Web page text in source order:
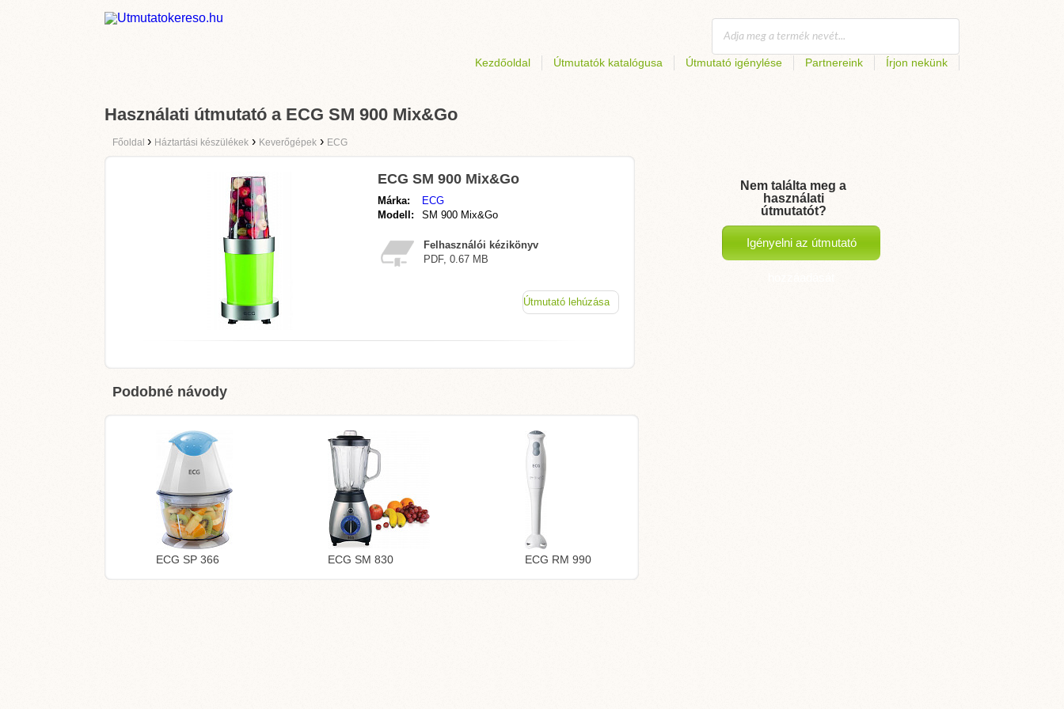
Kezdőoldal Útmutatók katalógusa Útmutató igénylése Partnereink Írjon nekünk
Használati útmutató a ECG SM 900 Mix&Go
Főoldal › Háztartási készülékek › Keverőgépek › ECG
ECG SM 900 Mix&Go
Márka:
ECG
Modell:
SM 900 Mix&Go
Felhasználói kézikönyv
PDF, 0.67 MB
Útmutató lehúzása
Podobné návody
ECG SP 366 ECG SM 830 ECG RM 990
Nem találta meg a
használati
útmutatót?
Igényelni az útmutató